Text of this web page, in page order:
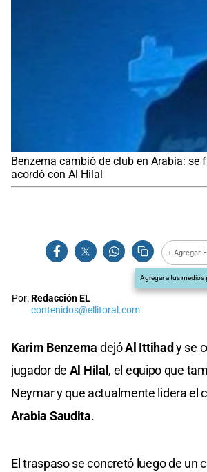
Benzema cambió de club en Arabia: se
acordó con Al Hilal
+ Agregar
Agregar a tus medios
Por:Redacción EL
contenidos@ellitoral.com
Karim Benzema dejóAl Ittihad y se
jugador de Al Hilal , el equipo que
Neymar y que actualmente lidera el
Arabia Saudita.
El traspaso se concretó luego de un